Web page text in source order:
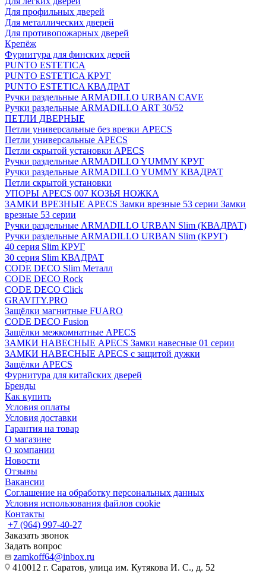
Для профильных дверей
Для металлических дверей
Для противопожарных дверей
Крепёж
Фурнитура для финских дерей
PUNTO ESTETICA
PUNTO ESTETICA КРУГ
PUNTO ESTETICA КВАДРАТ
Ручки раздельные ARMADILLO URBAN CAVE
Ручки раздельные ARMADILLO ART 30/52
ПЕТЛИ ДВЕРНЫЕ
Петли универсальные без врезки APECS
Петли универсальные APECS
Петли скрытой установки APECS
Ручки раздельные ARMADILLO YUMMY КРУГ
Ручки раздельные ARMADILLO YUMMY КВАДРАТ
Петли скрытой установки
УПОРЫ APECS 007 КОЗЬЯ НОЖКА
ЗАМКИ ВРЕЗНЫЕ APECS Замки врезные 53 серии Замки
врезные 53 серии
Ручки раздельные ARMADILLO URBAN Slim (КВАДРАТ)
Ручки раздельные ARMADILLO URBAN Slim (КРУГ)
40 серия Slim КРУГ
30 серия Slim КВАДРАТ
CODE DECO Slim Металл
CODE DECO Rock
CODE DECO Click
GRAVITY.PRO
Защёлки магнитные FUARO
CODE DECO Fusion
Защёлки межкомнатные APECS
ЗАМКИ НАВЕСНЫЕ APECS Замки навесные 01 серии
ЗАМКИ НАВЕСНЫЕ APECS с защитой дужки
Защёлки APECS
Фурнитура для китайских дверей
Бренды
Как купить
Условия оплаты
Условия доставки
Гарантия на товар
О магазине
О компании
Новости
Отзывы
Вакансии
Соглашение на обработку персональных данных
Условия использования файлов cookie
Контакты
+7 (964) 997-40-27
Заказать звонок
Задать вопрос
zamkoff64@inbox.ru
410012 г. Саратов, улица им. Кутякова И. С., д. 52